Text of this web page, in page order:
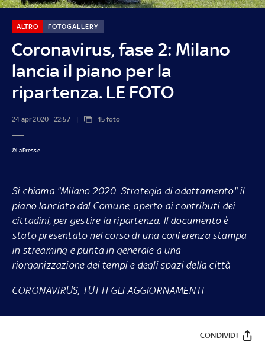
Coronavirus, fase 2: Milano
lancia il piano per la
ripartenza. LE FOTO
ALTRO FOTOGALLERY
24 apr 2020 - 22:57 15 foto
©LaPresse
Si chiama "Milano 2020. Strategia di adattamento" il
piano lanciato dal Comune, aperto ai contributi dei
cittadini, per gestire la ripartenza. Il documento è
stato presentato nel corso di una conferenza stampa
in streaming e punta in generale a una
riorganizzazione dei tempi e degli spazi della città
CORONAVIRUS, TUTTI GLI AGGIORNAMENTI
CONDIVIDI